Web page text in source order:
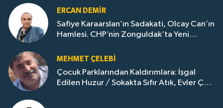
ERCAN DEMIR
Safiye Karaarslan’ın Sadakati, Olcay Can’ın
Hamlesi. CHP’nin Zonguldak’ta Yeni
MEHMET ÇELEBI
Çocuk Parklarından Kaldırımlara: İşgal
Edilen Huzur / Sokakta Sıfır Atık, Evler Çöp